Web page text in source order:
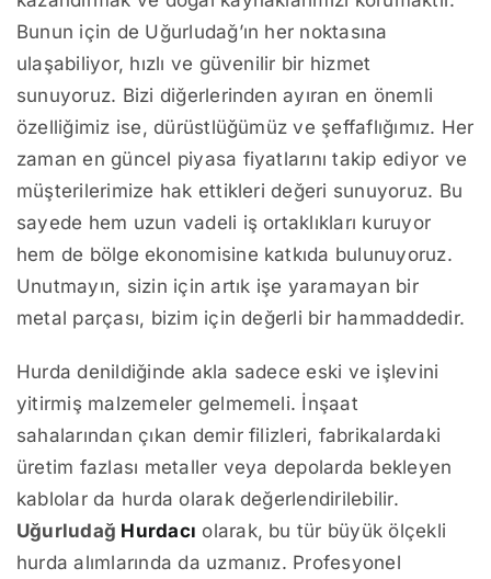
Bunun için de Uğurludağ’ın her noktasına
ulaşabiliyor, hızlı ve güvenilir bir hizmet
sunuyoruz. Bizi diğerlerinden ayıran en önemli
özelliğimiz ise, dürüstlüğümüz ve şeffaflığımız. Her
zaman en güncel piyasa fiyatlarını takip ediyor ve
müşterilerimize hak ettikleri değeri sunuyoruz. Bu
sayede hem uzun vadeli iş ortaklıkları kuruyor
hem de bölge ekonomisine katkıda bulunuyoruz.
Unutmayın, sizin için artık işe yaramayan bir
metal parçası, bizim için değerli bir hammaddedir.
Hurda denildiğinde akla sadece eski ve işlevini
yitirmiş malzemeler gelmemeli. İnşaat
sahalarından çıkan demir filizleri, fabrikalardaki
üretim fazlası metaller veya depolarda bekleyen
kablolar da hurda olarak değerlendirilebilir.
Uğurludağ Hurdacı olarak, bu tür büyük ölçekli
hurda alımlarında da uzmanız. Profesyonel